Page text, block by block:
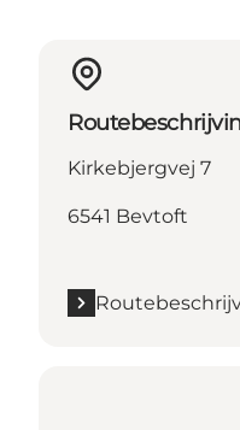
Kirkebjergvej 7
6541 Bevtoft